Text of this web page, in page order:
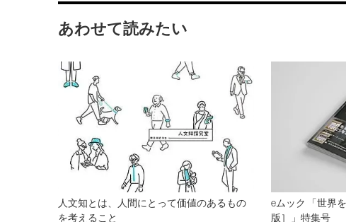
あわせて読みたい
人文知とは、人間にとって価値のあるもの
を考えること
eムック 「世界
版］」特集号